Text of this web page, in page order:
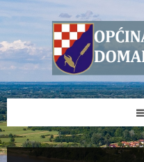
Skip
to
Skip
to
sidebar
Skip
to
sidebar
Skip
to